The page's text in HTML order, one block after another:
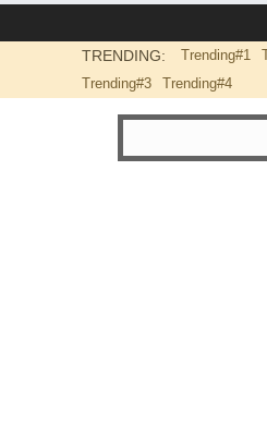
TRENDING: Trending#1
Trending#3
Trending#4